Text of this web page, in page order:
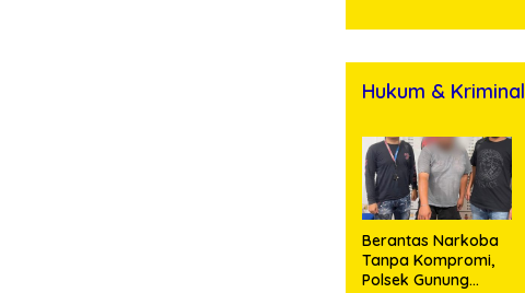
Hukum & Kriminal
Berantas Narkoba
Tanpa Kompromi,
Polsek Gunung